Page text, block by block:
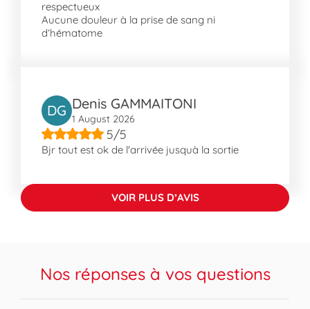
de Communes du Pays Haut Val d'Alzette.
Elle est bien connue pour ses divers espaces
verts tels que le Cité Sainte-Barbe et le Pont
centres commerciaux facilement
accessibles.
respectueux
Aucune douleur à la prise de sang ni
d’hématome
DG Denis GAMMAITONI
1 August 2026
5/5
Bjr tout est ok de l'arrivée jusquà la sortie
VOIR PLUS D’AVIS
Nos réponses à vos questions